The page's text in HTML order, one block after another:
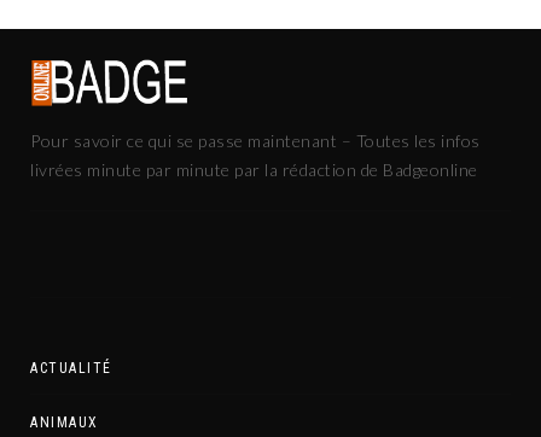
Pour savoir ce qui se passe maintenant – Toutes les infos
livrées minute par minute par la rédaction de Badgeonline
ACTUALITÉ
ANIMAUX